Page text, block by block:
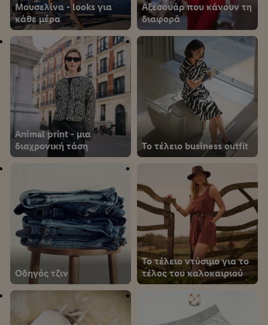
Μουσελίνα - looks για
κάθε μέρα
Αξεσουάρ που κάνουν τη
διαφορά
Animal print - μια
διαχρονική τάση
Το τέλειο business outfit
Οδηγός τζιν
Το τέλειο ντύσιμο για το
τέλος του καλοκαιριού